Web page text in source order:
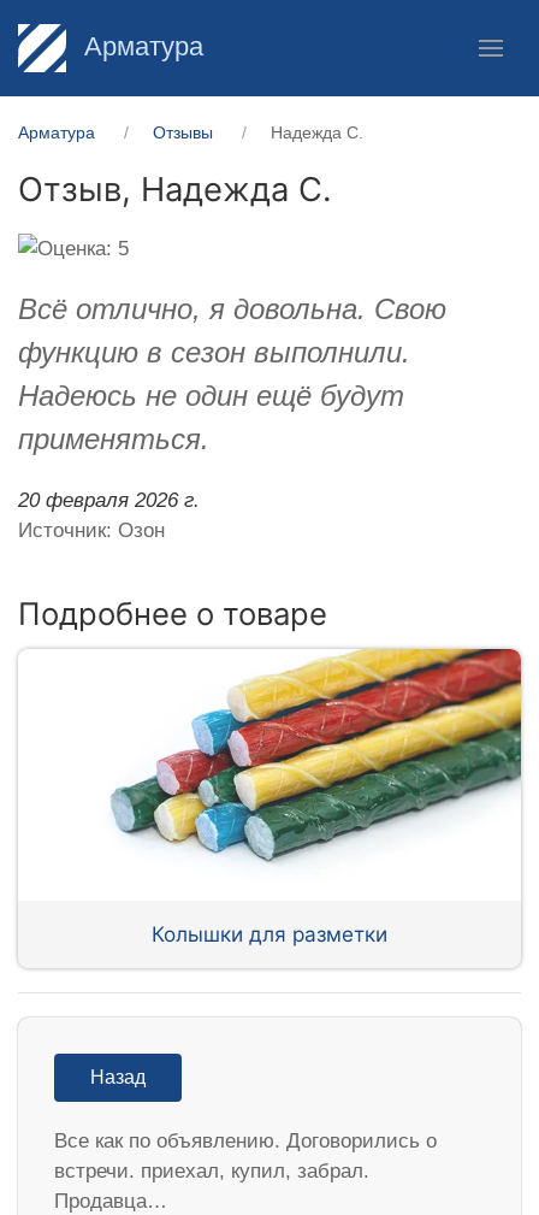
Арматура
Арматура Отзывы Надежда С.
Отзыв, Надежда С.
Всё отлично, я довольна. Свою
функцию в сезон выполнили.
Надеюсь не один ещё будут
применяться.
20 февраля 2026 г.
Источник: Озон
Подробнее о товаре
Колышки для разметки
Назад
Все как по объявлению. Договорились о
встречи. приехал, купил, забрал.
Продавца…